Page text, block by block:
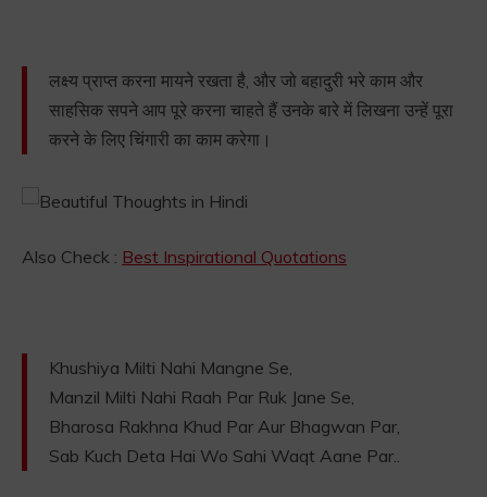
लक्ष्य प्राप्त करना मायने रखता है, और जो बहादुरी भरे काम और
साहसिक सपने आप पूरे करना चाहते हैं उनके बारे में लिखना उन्हें पूरा
करने के लिए चिंगारी का काम करेगा।
Also Check : Best Inspirational Quotations
Khushiya Milti Nahi Mangne Se,
Manzil Milti Nahi Raah Par Ruk Jane Se,
Bharosa Rakhna Khud Par Aur Bhagwan Par,
Sab Kuch Deta Hai Wo Sahi Waqt Aane Par..